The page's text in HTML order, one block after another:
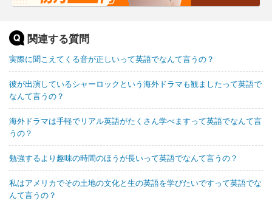
関連する質問
実際に聞こえてくる音が正しいって英語でなんて言うの？
彼が出演しているシャーロックという海外ドラマも観ましたって英語で
なんて言うの？
海外ドラマは手軽でリアル英語がたくさん学べますって英語でなんて言
うの？
勉強するより趣味の時間のほうが長いって英語でなんて言うの？
私はアメリカでその土地の文化と生の英語を学びたいですって英語でな
んて言うの？